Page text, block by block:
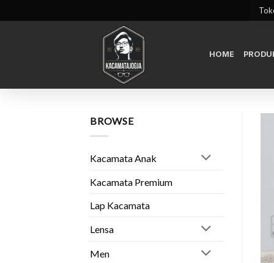
to
HOME
BROWSE
Kacamata Anak
Kacamata Premium
Lap Kacamata
Lensa
Men